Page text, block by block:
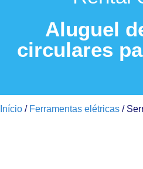
Aluguel
circulares
Início / Ferramentas elétricas /